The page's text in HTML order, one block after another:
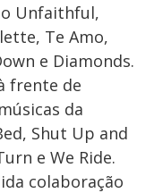
Unfaithful,
Te Amo,
e Diamonds.
frente de
da
Shut Up and
e We Ride.
colaboração